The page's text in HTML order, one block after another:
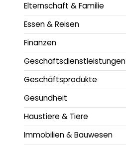
Elternschaft & Familie
Essen & Reisen
Finanzen
Geschäftsdienstleistungen
Geschäftsprodukte
Gesundheit
Haustiere & Tiere
Immobilien & Bauwesen